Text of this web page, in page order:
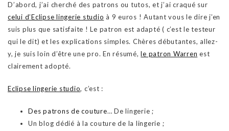
D’abord, j’ai cherché des patrons ou tutos, et j’ai craqué sur
celui d’Eclipse lingerie studio à 9 euros ! Autant vous le dire j’en
suis plus que satisfaite ! Le patron est adapté ( c’est le testeur
qui le dit) et les explications simples. Chères débutantes, allez-
y, je suis loin d’être une pro. En résumé,le patron Warren est
clairement adopté.
Eclipse lingerie studio, c’est :
Des patrons de couture… De lingerie ;
Un blog dédié à la couture de la lingerie ;